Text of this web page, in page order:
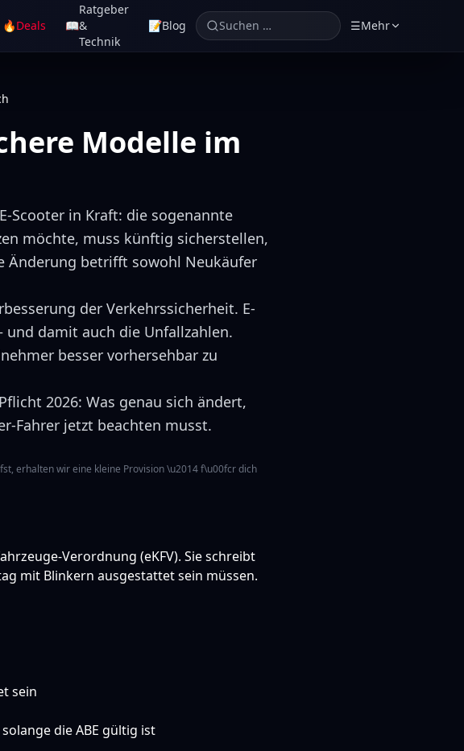
🔥Deals 📖
Ratgeber
&
Technik
📝Blog Suchen … ☰Mehr
Modelle im
Scooter in Kraft: die sogenannte
möchte, muss künftig sicherstellen,
Änderung betrifft sowohl Neukäufer
der Verkehrssicherheit. E-
damit auch die Unfallzahlen.
besser vorhersehbar zu
2026: Was genau sich ändert,
Fahrer jetzt beachten musst.
erhalten wir eine kleine Provision \u2014 f\u00fcr dich
Verordnung (eKFV). Sie schreibt
mit Blinkern ausgestattet sein müssen.
sein
die ABE gültig ist